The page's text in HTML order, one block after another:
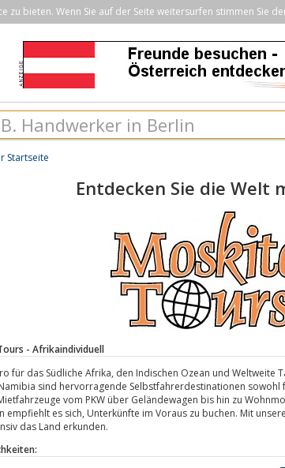
bieten. Wenn Sie auf der Seite weitersurfen stimmen Sie
Startseite
Entdecken Sie die Welt
- Afrikaindividuell
für das Südliche Afrika, den Indischen Ozean und Weltweite
sind hervorragende Selbstfahrerdestinationen sowohl
vom PKW über Geländewagen bis hin zu
empfiehlt es sich, Unterkünfte im Voraus zu buchen. Mit
das Land erkunden.